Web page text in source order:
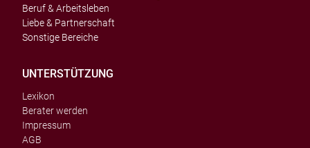
Beruf & Arbeitsleben
Liebe & Partnerschaft
Sonstige Bereiche
UNTERSTÜTZUNG
Lexikon
Berater werden
Impressum
AGB